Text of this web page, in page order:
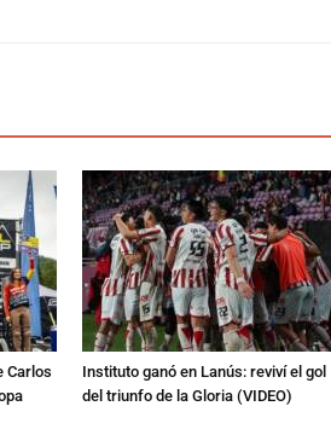
Carlos
Instituto ganó en Lanús: reviví el gol
del triunfo de la Gloria (VIDEO)